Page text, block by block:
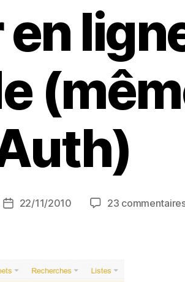
Date22/11/2010 23